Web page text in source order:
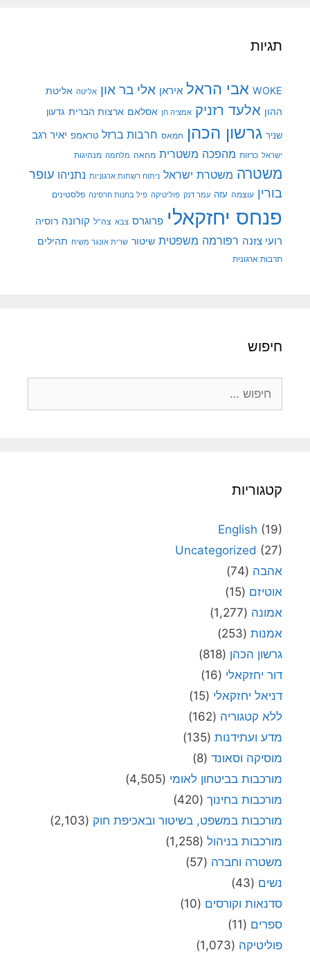
תגיות
WOKE אבי הראל איראן אלי בר און אליטה אליטת
ההון אלעד רזניק אמציה חן אסלאם ארצות הברית גדעון
שניר גרשון הכהן חמאס חרבות ברזל טראמפ יאיר רגב
ישראל כרזות מהפכה משטרית מחאה מלחמה מנהיגות
משטרה משטרת ישראל ניתוח רשתות ארגוניות נתניהו עופר
בורין עוצמה עזה עמר דנק פוליטיקה פיל בחנות חרסינה פלסטינים
פנחס יחזקאלי פרוגרס צבא צה"ל קורונה רוסיה
רועי צזנה רפורמה משפטית שיטור שרית אונגר משיח תהילים
תרבות ארגונית
חיפוש
קטגוריות
English (19)
Uncategorized (27)
אהבה (74)
אוטיזם (15)
אמונה (1,277)
אמנות (253)
גרשון הכהן (818)
דור יחזקאלי (16)
דניאל יחזקאלי (15)
ללא קטגוריה (162)
מדע ועתידנות (135)
מוסיקה וסאונד (8)
מורכבות בביטחון לאומי (4,505)
מורכבות בחינוך (420)
מורכבות במשפט, בשיטור ובאכיפת חוק (2,103)
מורכבות בניהול (1,258)
משטרה וחברה (57)
נשים (43)
סדנאות וקורסים (10)
ספרים (11)
פוליטיקה (1,073)